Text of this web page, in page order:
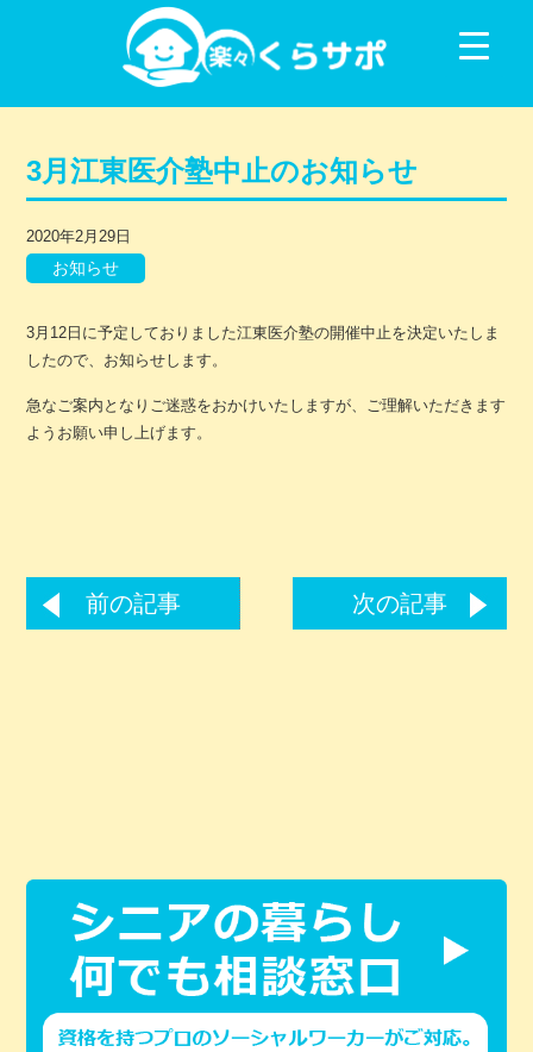
コンテンツに移動
3月江東医介塾中止のお知らせ
2020年2月29日
お知らせ
3月12日に予定しておりました江東医介塾の開催中止を決定いたしま
したので、お知らせします。
急なご案内となりご迷惑をおかけいたしますが、ご理解いただきます
ようお願い申し上げます。
前の記事 次の記事